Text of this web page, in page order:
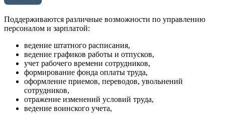
Поддерживаются различные возможности по управлению
персоналом и зарплатой:
ведение штатного расписания,
ведение графиков работы и отпусков,
учет рабочего времени сотрудников,
формирование фонда оплаты труда,
оформление приемов, переводов, увольнений
сотрудников,
отражение изменений условий труда,
ведение воинского учета,